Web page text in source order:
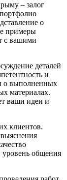
– залог
о
примеры
с вашими
деталей
и
о выполненных
материалах.
ваши идеи и
клиентов.
уровень общения